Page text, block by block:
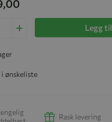
Legg til
i ønskeliste
Rask levering